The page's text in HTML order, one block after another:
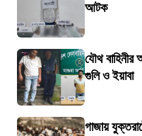
আটক
যৌথ
গুলি ও ইয়াবা
গাজায়